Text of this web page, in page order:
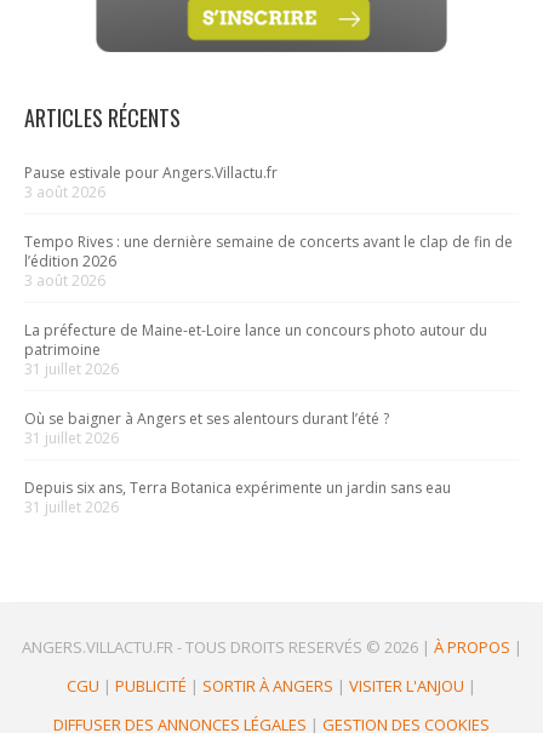
ARTICLES RÉCENTS
Pause estivale pour Angers.Villactu.fr
3 août 2026
Tempo Rives : une dernière semaine de concerts avant le clap de fin de
l’édition 2026
3 août 2026
La préfecture de Maine-et-Loire lance un concours photo autour du
patrimoine
31 juillet 2026
Où se baigner à Angers et ses alentours durant l’été ?
31 juillet 2026
Depuis six ans, Terra Botanica expérimente un jardin sans eau
31 juillet 2026
ANGERS.VILLACTU.FR -TOUS DROITS RESERVÉS © 2026| À PROPOS |
CGU | PUBLICITÉ | SORTIR À ANGERS | VISITER L'ANJOU |
DIFFUSER DES ANNONCES LÉGALES | GESTION DES COOKIES